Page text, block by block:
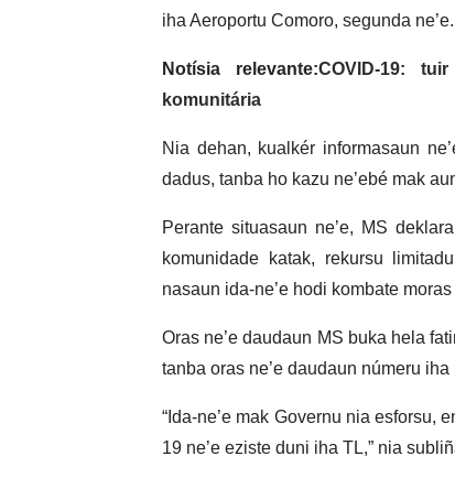
iha Aeroportu Comoro, segunda ne’e.
Notísia relevante:COVID-19:
komunitária
Nia dehan, kualkér informasaun
dadus, tanba ho kazu ne’ebé mak
Perante situasaun ne’e, MS
komunidade katak, rekursu
nasaun ida-ne’e hodi kombate moras
Oras ne’e daudaun MS buka hela
tanba oras ne’e daudaun númeru
“Ida-ne’e mak Governu nia esforsu,
19 ne’e eziste duni iha TL,” nia